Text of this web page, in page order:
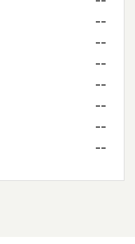
--
--
--
--
--
--
--